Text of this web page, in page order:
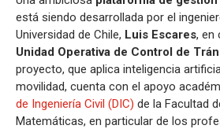
está siendo desarrollada por el
Universidad de Chile, Luis Escares, en
Unidad Operativa de Control de
proyecto, que aplica inteligencia
movilidad, cuenta con el apoyo
de Ingeniería Civil (DIC) de la Facultad
Matemáticas, en particular de los